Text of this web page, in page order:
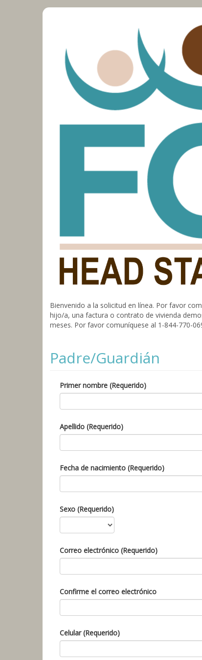
Bienvenido a la solicitud en línea. Por favor
hijo/a, una factura o contrato de vivienda
meses. Por favor comuníquese al 1-844-770-
Padre/Guardián
Primer nombre (Requerido)
Apellido (Requerido)
Fecha de nacimiento (Requerido)
Sexo (Requerido)
Correo electrónico (Requerido)
Confirme el correo electrónico
Celular (Requerido)